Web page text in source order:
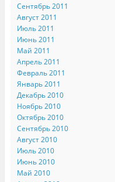
Сентябрь 2011
Август 2011
Июль 2011
Июнь 2011
Май 2011
Апрель 2011
Февраль 2011
Январь 2011
Декабрь 2010
Ноябрь 2010
Октябрь 2010
Сентябрь 2010
Август 2010
Июль 2010
Июнь 2010
Май 2010